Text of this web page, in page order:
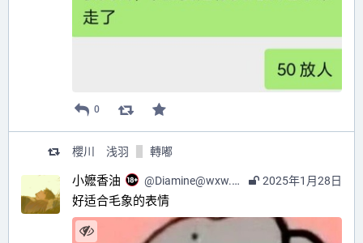
0
櫻川 浅羽 轉嘟
2025年1月28日
小嬷香油 @Diamine@wxw.moe
好适合毛象的表情